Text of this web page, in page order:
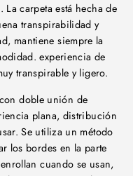
carpeta está hecha de
transpirabilidad y
mantiene siempre la
experiencia de
transpirable y ligero.
doble unión de
plana, distribución
Se utiliza un método
los bordes en la parte
cuando se usan,